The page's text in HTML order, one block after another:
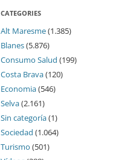
CATEGORIES
Alt Maresme(1.385)
Blanes(5.876)
Consumo Salud (199)
Costa Brava(120)
Economia(546)
Selva(2.161)
Sin categoría(1)
Sociedad (1.064)
Turismo (501)